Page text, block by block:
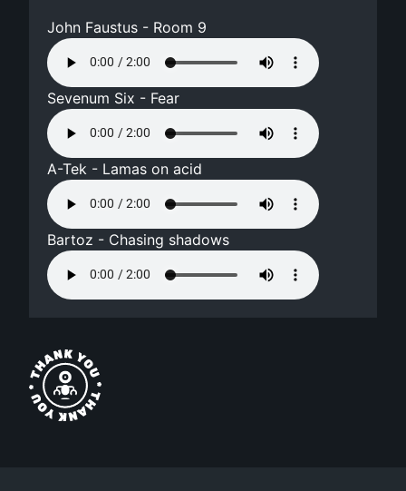
John Faustus - Room 9
Sevenum Six - Fear
A-Tek - Lamas on acid
Bartoz - Chasing shadows